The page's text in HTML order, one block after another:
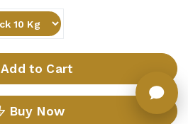
Add to Cart
Buy Now